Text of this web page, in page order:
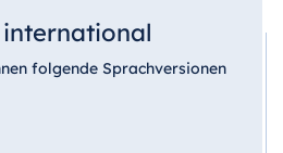
folgende Sprachversionen